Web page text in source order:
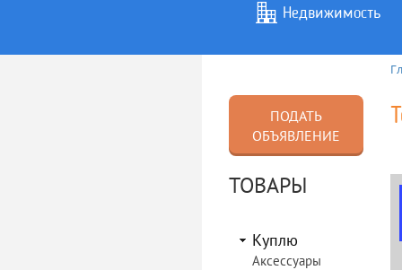
Недвижимость
Услуги
ПОДАТЬ
ОБЪЯВЛЕНИЕ
ТОВАРЫ
Куплю
Аксессуары